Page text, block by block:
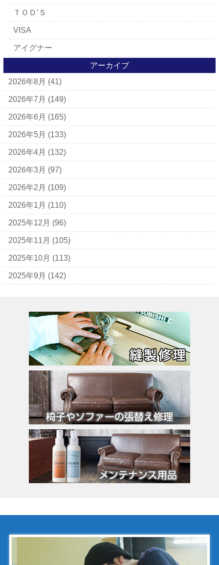
ＴＯＤ’Ｓ
VISA
アイグナー
アパレルブランド
BALLY
ＵＧＧ
アナスイ
アニエスベー
アルマーニ
アレン・エドモンズ
アンナ モリナーリ
イブ・サンローラン
ヴェロ・キーオ
ウンガロ
エヴー
エルメス
カルティエ
カンペール
ギ・ラロッシュ
グッチ
クロエ
クロコラックス
クロムハーツ
コーチ
コールハーン
ゴヤール
アーカイブ
2026年8月 (41)
2026年7月 (149)
2026年6月 (165)
2026年5月 (133)
2026年4月 (132)
2026年3月 (97)
2026年2月 (109)
2026年1月 (110)
2025年12月 (96)
2025年11月 (105)
2025年10月 (113)
2025年9月 (142)